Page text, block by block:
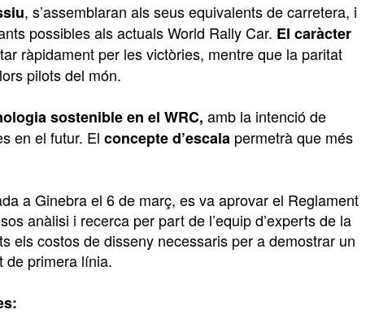
, s’assemblaran als seus equivalents de carretera, i
possibles als actuals World Rally Car. El caràcter
ràpidament per les victòries, mentre que la paritat
pilots del món.
sostenible en el WRC, amb la intenció de
en el futur. El concepte d’escala permetrà que més
a Ginebra el 6 de març, es va aprovar el Reglament
anàlisi i recerca per part de l’equip d’experts de la
els costos de disseny necessaris per a demostrar un
de primera línia.